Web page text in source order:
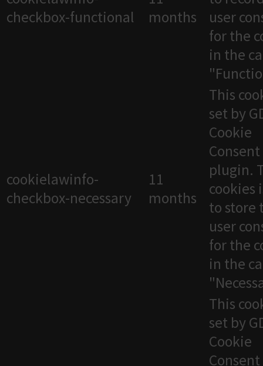
checkbox-functional
months
user
for the
in the
cookielawinfo-
checkbox-necessary
11
months
This
set by
Cookie
Consent
plugin.
cookies
to store
user
for the
in the
This
set by
Cookie
Consent